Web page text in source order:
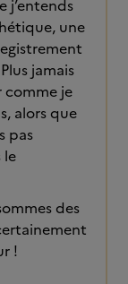
j’entends
une
jamais
comme je
alors que
pas
le
des
!